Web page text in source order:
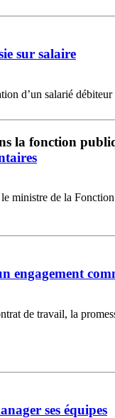
sur salaire
d’un salarié
la fonction
ministre de la
engagement
de travail, la
ses équipes